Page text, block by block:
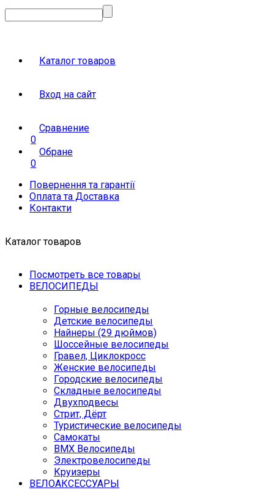
Каталог товаров
Вход на сайт
Сравнение
0
Обране
0
Повернення та гарантії
Оплата та Доставка
Контакти
Каталог товаров
Посмотреть все товары
ВЕЛОСИПЕДЫ
Горные велосипеды
Детские велосипеды
Найнеры (29 дюймов)
Шоссейные велосипеды
Гравел, Циклокросс
Женские велосипеды
Городcкие велосипеды
Складные велосипеды
Двухподвесы
Стрит, Дёрт
Туристические велосипеды
Самокаты
BMX Велосипеды
Электровелосипеды
Круизеры
ВЕЛОАКСЕССУАРЫ